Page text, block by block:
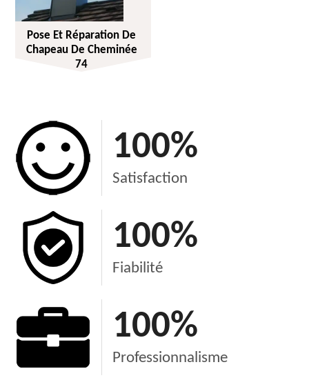
Pose Et Réparation De
Chapeau De Cheminée
74
100%
Satisfaction
100%
Fiabilité
100%
Professionnalisme